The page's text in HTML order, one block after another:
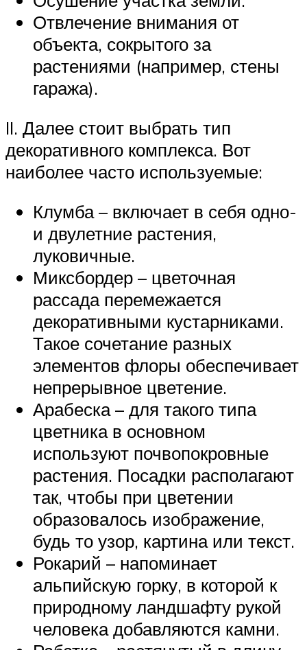
Отвлечение внимания от
объекта, сокрытого за
растениями (например, стены
гаража).
II. Далее стоит выбрать тип
декоративного комплекса. Вот
наиболее часто используемые:
Клумба – включает в себя одно-
и двулетние растения,
луковичные.
Миксбордер – цветочная
рассада перемежается
декоративными кустарниками.
Такое сочетание разных
элементов флоры обеспечивает
непрерывное цветение.
Арабеска – для такого типа
цветника в основном
используют почвопокровные
растения. Посадки располагают
так, чтобы при цветении
образовалось изображение,
будь то узор, картина или текст.
Рокарий – напоминает
альпийскую горку, в которой к
природному ландшафту рукой
человека добавляются камни.